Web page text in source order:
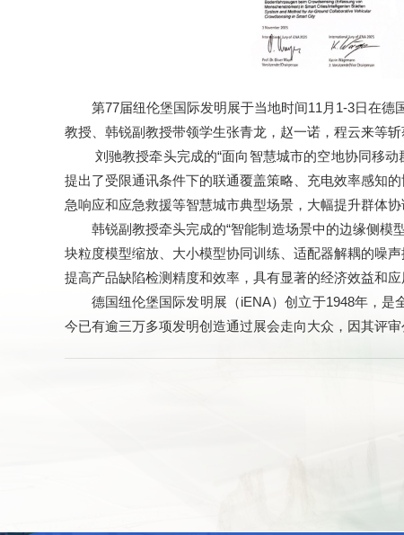
第77届纽伦堡国际发明展于当地时间11月1-3日在
教授、韩锐副教授带领学生张青龙，赵一诺，程云来等
刘驰教授牵头完成的“面向智慧城市的空地协同移
提出了受限通讯条件下的联通覆盖策略、充电效率感知
急响应和应急救援等智慧城市典型场景，大幅提升群体协
韩锐副教授牵头完成的“智能制造场景中的边缘侧模
块粒度模型缩放、大小模型协同训练、适配器解耦的噪
提高产品缺陷检测精度和效率，具有显著的经济效益和应
德国纽伦堡国际发明展（iENA）创立于1948年，
今已有逾三万多项发明创造通过展会走向大众，因其评